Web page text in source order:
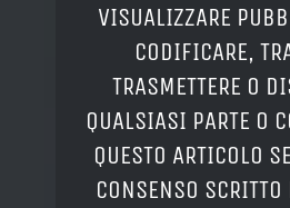
VISUALIZZARE
CODIFICARE,
TRASMETTERE O
QUALSIASI PARTE O
QUESTO ARTICOLO
CONSENSO